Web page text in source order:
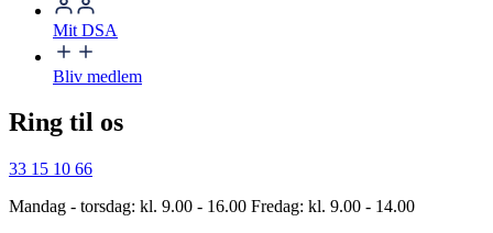
Mit DSA
Bliv medlem
Ring til os
33 15 10 66
Mandag - torsdag: kl. 9.00 - 16.00 Fredag: kl. 9.00 - 14.00